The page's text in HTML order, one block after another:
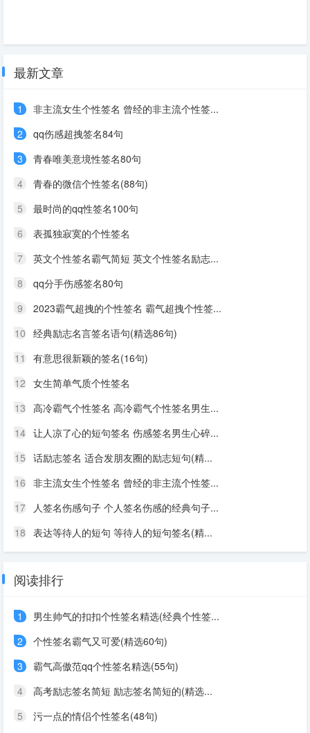
最新文章
1
非主流女生个性签名 曾经的非主流个性签...
2
qq伤感超拽签名84句
3
青春唯美意境性签名80句
4
青春的微信个性签名(88句)
5
最时尚的qq性签名100句
6
表孤独寂寞的个性签名
7
英文个性签名霸气简短 英文个性签名励志...
8
qq分手伤感签名80句
9
2023霸气超拽的个性签名 霸气超拽个性签...
10 经典励志名言签名语句(精选86句)
11
有意思很新颖的签名(16句)
12 女生简单气质个性签名
13 高冷霸气个性签名 高冷霸气个性签名男生...
14 让人凉了心的短句签名 伤感签名男生心碎...
15 话励志签名 适合发朋友圈的励志短句(精...
16 非主流女生个性签名 曾经的非主流个性签...
17
人签名伤感句子 个人签名伤感的经典句子...
18 表达等待人的短句 等待人的短句签名(精...
阅读排行
1
男生帅气的扣扣个性签名精选(经典个性签...
2
个性签名霸气又可爱(精选60句)
3
霸气高傲范qq个性签名精选(55句)
4
高考励志签名简短 励志签名简短的(精选...
5
污一点的情侣个性签名(48句)